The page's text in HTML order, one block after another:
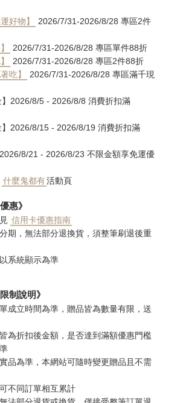
好物】
2026/7/31-2026/8/28 專區2件
2026/7/31-2026/8/28 專區單件88折
2026/7/31-2026/8/28 專區2件88折
吃】
2026/7/31-2026/8/28 專區滿千現
】2026/8/5 - 2026/8/8 消費折扣滿
】2026/8/15 - 2026/8/19 消費折扣滿
2026/8/21 - 2026/8/23 不限金額享免運優
什麼鬼都有活動頁
惠》
信用卡優惠指南
期，無法部分退換貨，須整筆刷退後重
系統顯示為準
制說明》
成立時間為準，贈品皆為數量有限，送
為折扣後金額，是否達到滿額優惠門檻
品為準，本網站可隨時變更贈品且不需
不同訂單相互累計